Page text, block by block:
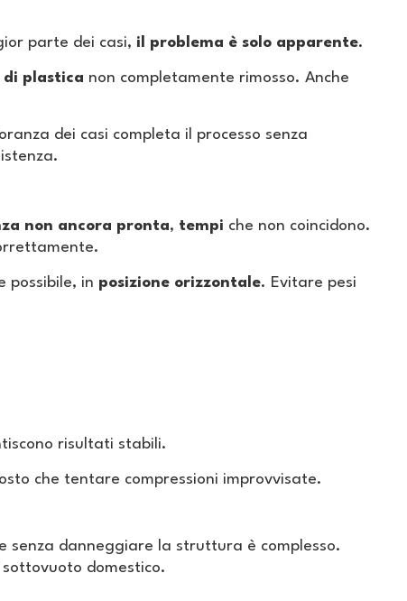
parte dei casi, il problema è solo apparente.
di plastica non completamente rimosso. Anche
dei casi completa il processo senza
non ancora pronta, tempi che non coincidono.
possibile, in posizione orizzontale. Evitare pesi
risultati stabili.
che tentare compressioni improvvisate.
senza danneggiare la struttura è complesso.
domestico.